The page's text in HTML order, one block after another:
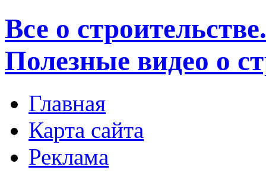
Все о
Полезные видео о
Главная
Карта сайта
Реклама